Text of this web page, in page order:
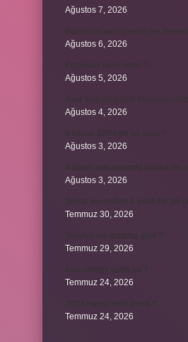
Ağustos 7, 2026
Ağustos 6, 2026
Ağustos 5, 2026
Ağustos 4, 2026
Ağustos 3, 2026
Ağustos 3, 2026
Temmuz 30, 2026
Temmuz 29, 2026
Temmuz 24, 2026
Temmuz 24, 2026